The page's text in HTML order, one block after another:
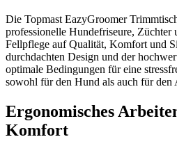
Die Topmast EazyGroomer
professionelle Hundefriseure, Züchter
Fellpflege auf Qualität, Komfort und
durchdachten Design und der
optimale Bedingungen für eine
sowohl für den Hund als auch für den
Ergonomisches
Komfort